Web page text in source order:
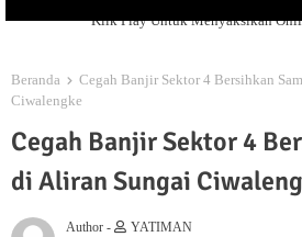
Klik Play Untuk Menyaksikan
Beranda
Cegah Banjir Sektor 4 Bersihkan
Ciwalengke
Cegah Banjir Sektor 4
di Aliran Sungai
Author -
YATIMAN